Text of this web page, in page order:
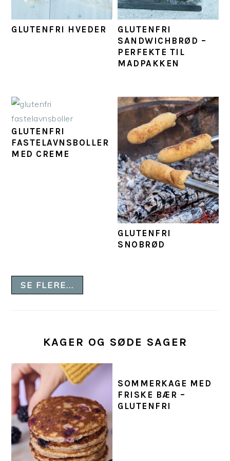
GLUTENFRI HVEDER
GLUTENFRI
SANDWICHBRØD –
PERFEKTE TIL
MADPAKKEN
GLUTENFRI
FASTELAVNSBOLLER
MED CREME
GLUTENFRI
SNOBRØD
SE FLERE...
KAGER OG SØDE SAGER
SOMMERKAGE MED
FRISKE BÆR –
GLUTENFRI